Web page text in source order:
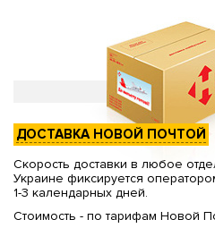
ДОСТАВКА НОВОЙ ПОЧТОЙ
Скорость доставки в любое
Украине фиксируется
1-3 календарных дней.
Стоимость - по тарифам Новой